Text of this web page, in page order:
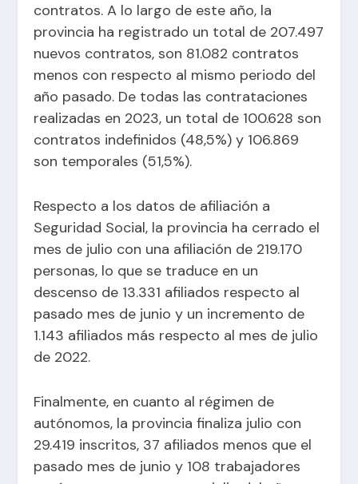
contratos. A lo largo de este año, la
provincia ha registrado un total de 207.497
nuevos contratos, son 81.082 contratos
menos con respecto al mismo periodo del
año pasado. De todas las contrataciones
realizadas en 2023, un total de 100.628 son
contratos indefinidos (48,5%) y 106.869
son temporales (51,5%).
Respecto a los datos de afiliación a
Seguridad Social, la provincia ha cerrado el
mes de julio con una afiliación de 219.170
personas, lo que se traduce en un
descenso de 13.331 afiliados respecto al
pasado mes de junio y un incremento de
1.143 afiliados más respecto al mes de julio
de 2022.
Finalmente, en cuanto al régimen de
autónomos, la provincia finaliza julio con
29.419 inscritos, 37 afiliados menos que el
pasado mes de junio y 108 trabajadores